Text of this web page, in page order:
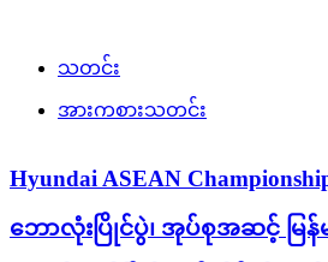
သတင်း
အားကစားသတင်း
Hyundai ASEAN
ဘောလုံးပြိုင်ပွဲ၊ အုပ်စုအဆင့် မြ